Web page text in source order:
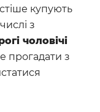
купують
з
чоловічі
прогадати з